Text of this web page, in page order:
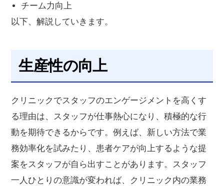
チーム力向上
以下、解説していきます。
生産性の向上
クリニックでスタッフのエンゲージメントを高くす
る理由は、スタッフが仕事熱心になり、積極的な行
動を期待できるからです。例えば、新しい方法で業
務効率化を試みたり、患者ケアが向上するような提
案をスタッフが自ら出すことがあります。スタッフ
一人ひとりの意識が変われば、クリニック内の業務